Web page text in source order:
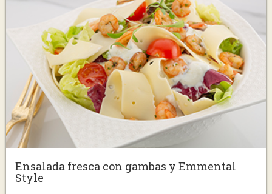
Ensalada fresca con gambas y Emmental
Style